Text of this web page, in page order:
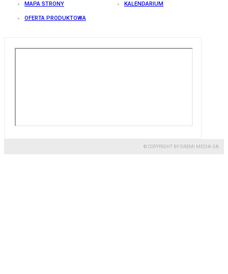
MAPA STRONY KALENDARIUM
OFERTA PRODUKTOWA
© COPYRIGHT BY GREMI MEDIA SA